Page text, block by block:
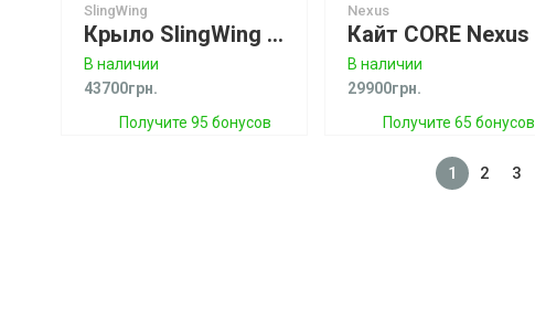
SlingWing
Крыло SlingWing V2 Orange Спеццена!
В наличии
43700грн.
Получите 95 бонусов
Nexus
В наличии
29900грн.
Получите 65 бонусов
1 2 3